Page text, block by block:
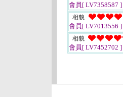
會員[ LV7358587 ]
相貌
會員[ LV7013556 ]
相貌
會員[ LV7452702 ]